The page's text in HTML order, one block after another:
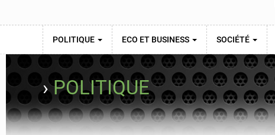
POLITIQUE ECO ET BUSINESS SOCIÉTÉ
›POLITIQUE